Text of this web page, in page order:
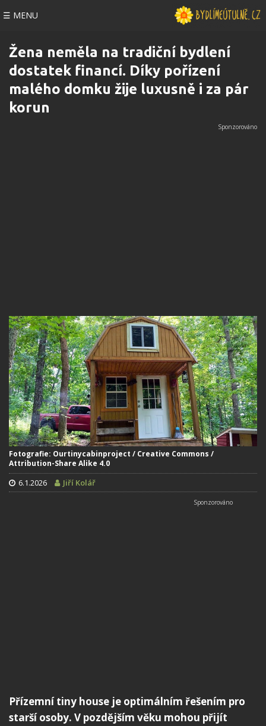
☰ MENU
Žena neměla na tradiční bydlení
dostatek financí. Díky pořízení
malého domku žije luxusně i za pár
korun
Fotografie: Ourtinycabinproject / Creative Commons /
Attribution-Share Alike 4.0
6.1.2026 Jiří Kolář
Přízemní tiny house je optimálním řešením pro
starší osoby. V pozdějším věku mohou přijít